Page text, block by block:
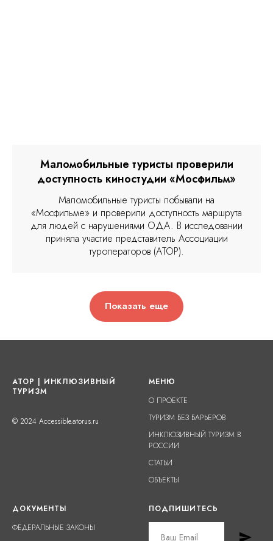
Маломобильные туристы проверили
доступность киностудии «Мосфильм»
Маломобильные туристы побывали на
«Мосфильме» и проверили доступность маршрута
для людей с нарушениями ОДА. В исследовании
приняла участие представитель Ассоциации
туроператоров (АТОР).
Показать еще
АТОР | ИНКЛЮЗИВНЫЙ
ТУРИЗМ
© 2024 Accessible.atorus.ru
МЕНЮ
О ПРОЕКТЕ
ТУРИЗМ БЕЗ БАРЬЕРОВ
ИНКЛЮЗИВНЫЙ ТУРИЗМ В
РОССИИ
СТАТЬИ
ОБЪЕКТЫ
ДОКУМЕНТЫ
ФЕДЕРАЛЬНЫЕ ЗАКОНЫ
ПОДПИШИТЕСЬ